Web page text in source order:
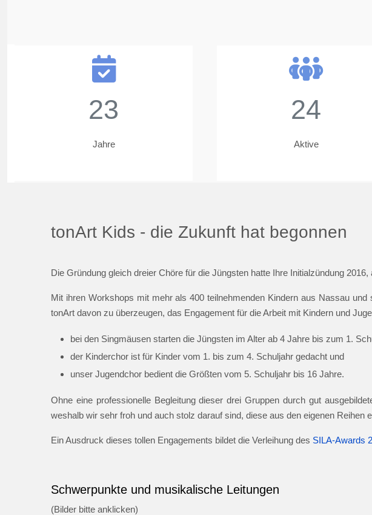
23
Jahre
24
Aktive
tonArt Kids - die Zukunft hat begonnen
Die Gründung gleich dreier Chöre für die Jüngsten hatte Ihre Initialzündung
Mit ihren Workshops mit mehr als 400 teilnehmenden Kindern aus Nassau
tonArt davon zu überzeugen, das Engagement für die Arbeit mit Kindern und
bei den Singmäusen starten die Jüngsten im Alter ab 4 Jahre bis zum 1.
der Kinderchor ist für Kinder vom 1. bis zum 4. Schuljahr gedacht und
unser Jugendchor bedient die Größten vom 5. Schuljahr bis 16 Jahre.
Ohne eine professionelle Begleitung dieser drei Gruppen durch gut
weshalb wir sehr froh und auch stolz darauf sind, diese aus den eigenen Reihen
Ein Ausdruck dieses tollen Engagements bildet die Verleihung des SILA-Awards
Schwerpunkte und musikalische Leitungen
(Bilder bitte anklicken)